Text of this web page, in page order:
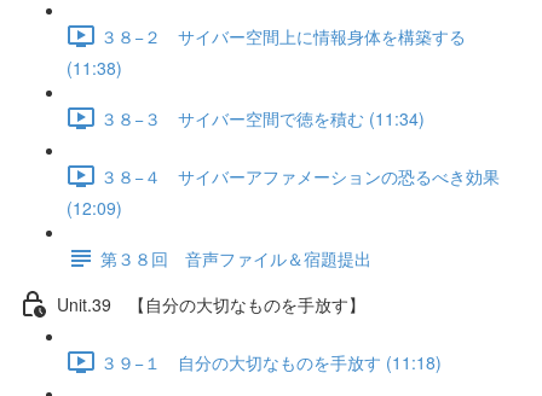
３８−２ サイバー空間上に情報身体を構築する
(11:38)
３８−３ サイバー空間で徳を積む (11:34)
３８−４ サイバーアファメーションの恐るべき効果
(12:09)
第３８回 音声ファイル＆宿題提出
Unit.39 【自分の大切なものを手放す】
３９−１ 自分の大切なものを手放す (11:18)